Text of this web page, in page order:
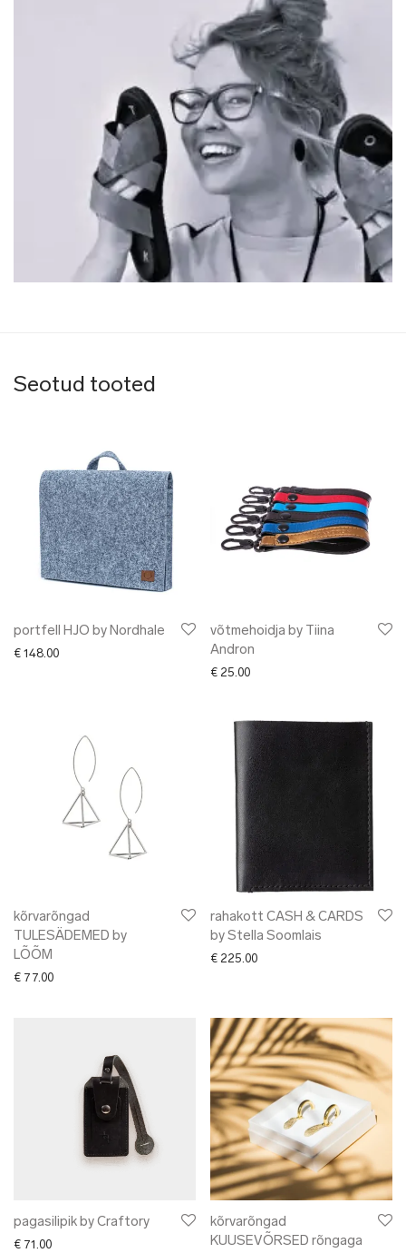
Seotud tooted
portfell HJO by Nordhale
€ 148.00
võtmehoidja by Tiina
Andron
€ 25.00
kõrvarõngad
TULESÄDEMED by
LÕÕM
€ 77.00
rahakott CASH & CARDS
by Stella Soomlais
€ 225.00
pagasilipik by Craftory
€ 71.00
kõrvarõngad
KUUSEVÕRSED rõngaga